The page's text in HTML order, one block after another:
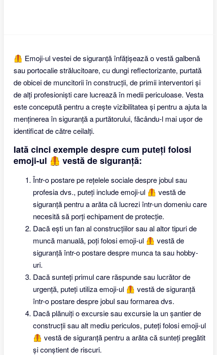
🦺 Emoji-ul vestei de siguranță înfățișează o vestă galbenă
sau portocalie strălucitoare, cu dungi reflectorizante, purtată
de obicei de muncitorii în construcții, de primii interventori și
de alți profesioniști care lucrează în medii periculoase. Vesta
este concepută pentru a crește vizibilitatea și pentru a ajuta la
menținerea în siguranță a purtătorului, făcându-l mai ușor de
identificat de către ceilalți.
Iată cinci exemple despre cum puteți folosi
emoji-ul 🦺 vestă de siguranță:
Într-o postare pe rețelele sociale despre jobul sau
profesia dvs., puteți include emoji-ul 🦺 vestă de
siguranță pentru a arăta că lucrezi într-un domeniu care
necesită să porți echipament de protecție.
Dacă ești un fan al construcțiilor sau al altor tipuri de
muncă manuală, poți folosi emoji-ul 🦺 vestă de
siguranță într-o postare despre munca ta sau hobby-
uri.
Dacă sunteți primul care răspunde sau lucrător de
urgență, puteți utiliza emoji-ul 🦺 vestă de siguranță
într-o postare despre jobul sau formarea dvs.
Dacă plănuiți o excursie sau excursie la un șantier de
construcții sau alt mediu periculos, puteți folosi emoji-ul
🦺 vestă de siguranță pentru a arăta că sunteți pregătit
și conștient de riscuri.